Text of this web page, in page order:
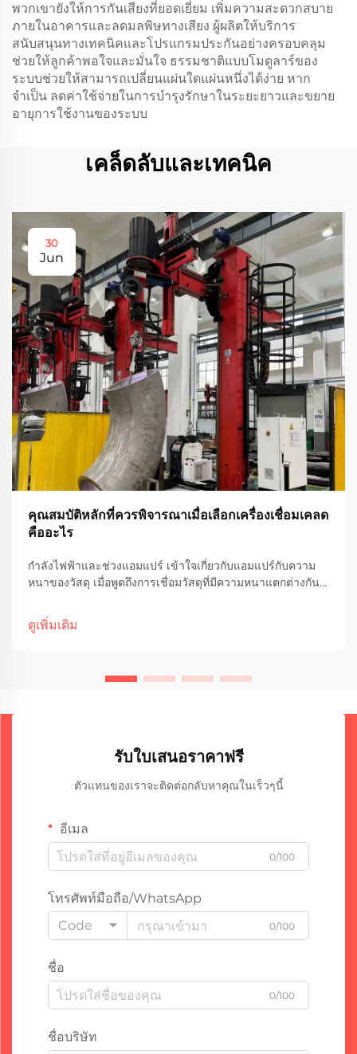
พวกเขายังให้การกันเสียงที่ยอดเยี่ยม เพิ่มความสะดวกสบาย
ภายในอาคารและลดมลพิษทางเสียง ผู้ผลิตให้บริการ
สนับสนุนทางเทคนิคและโปรแกรมประกันอย่างครอบคลุม
ช่วยให้ลูกค้าพอใจและมั่นใจ ธรรมชาติแบบโมดูลาร์ของ
ระบบช่วยให้สามารถเปลี่ยนแผ่นใดแผ่นหนึ่งได้ง่าย หาก
จำเป็น ลดค่าใช้จ่ายในการบำรุงรักษาในระยะยาวและขยาย
อายุการใช้งานของระบบ
เคล็ดลับและเทคนิค
30
Jun
คุณสมบัติหลักที่ควรพิจารณาเมื่อเลือกเครื่องเชื่อมเคลด
คืออะไร
กำลังไฟฟ้าและช่วงแอมแปร์ เข้าใจเกี่ยวกับแอมแปร์กับความ
หนาของวัสดุ เมื่อพูดถึงการเชื่อมวัสดุที่มีความหนาแตกต่างกัน
ทำงาน แอมแปร์ที่สูงขึ้นมักหมายถึงความร้อนที่เพิ่มขึ้น ซึ่งช่วย
ให้เชื่อมได้ดีขึ้น...
ดูเพิ่มเติม
รับใบเสนอราคาฟรี
ตัวแทนของเราจะติดต่อกลับหาคุณในเร็วๆนี้
อีเมล
0/100
โทรศัพท์มือถือ/WhatsApp
Code
0/100
ชื่อ
0/100
ชื่อบริษัท